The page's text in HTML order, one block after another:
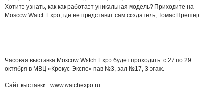
Хотите узнать, как как работает уникальная модель? Приходите на
Moscow Watch Expo, где ее представит сам создатель, Томас Прешер.
Часовая выставка Moscow Watch Expo будет проходить c 27 по 29
октября в МВЦ «Крокус-Экспо» пав №3, зал №17, 3 этаж.
Сайт выставки : www.watchexpo.ru